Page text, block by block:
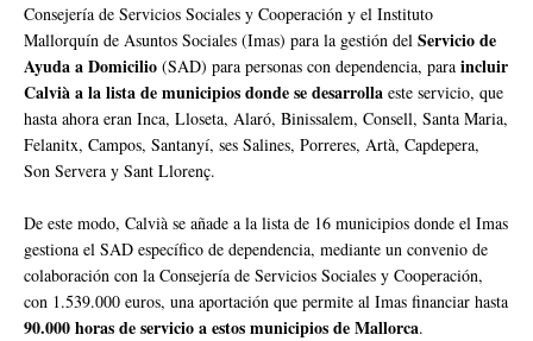
Consejería de Servicios Sociales y Cooperación y el Instituto
Mallorquín de Asuntos Sociales (Imas) para la gestión del Servicio de
Ayuda a Domicilio (SAD) para personas con dependencia, para incluir
Calvià a la lista de municipios donde se desarrolla este servicio, que
hasta ahora eran Inca, Lloseta, Alaró, Binissalem, Consell, Santa Maria,
Felanitx, Campos, Santanyí, ses Salines, Porreres, Artà, Capdepera,
Son Servera y Sant Llorenç.
De este modo, Calvià se añade a la lista de 16 municipios donde el Imas
gestiona el SAD específico de dependencia, mediante un convenio de
colaboración con la Consejería de Servicios Sociales y Cooperación,
con 1.539.000 euros, una aportación que permite al Imas financiar hasta
90.000 horas de servicio a estos municipios de Mallorca.